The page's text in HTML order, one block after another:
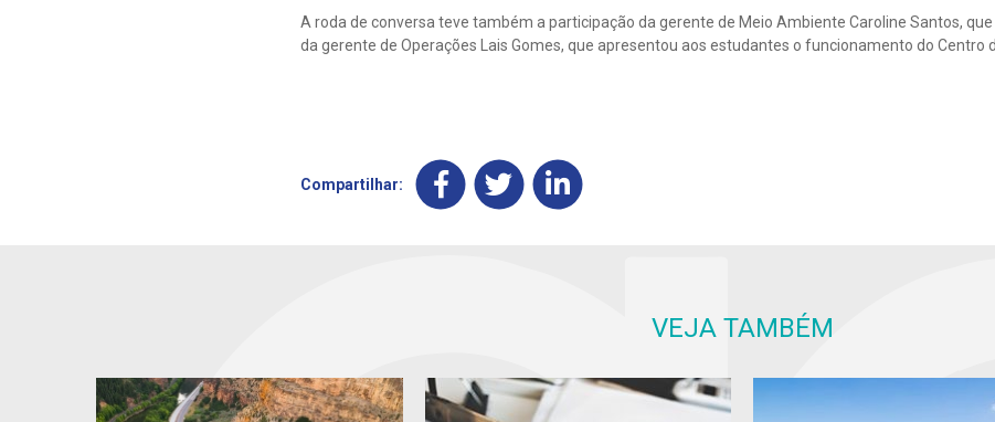
A roda de conversa teve também a participação da gerente de Meio Ambiente Caroline Santos,
da gerente de Operações Lais Gomes, que apresentou aos estudantes o funcionamento do Centro
Compartilhar:
VEJA TAMBÉM